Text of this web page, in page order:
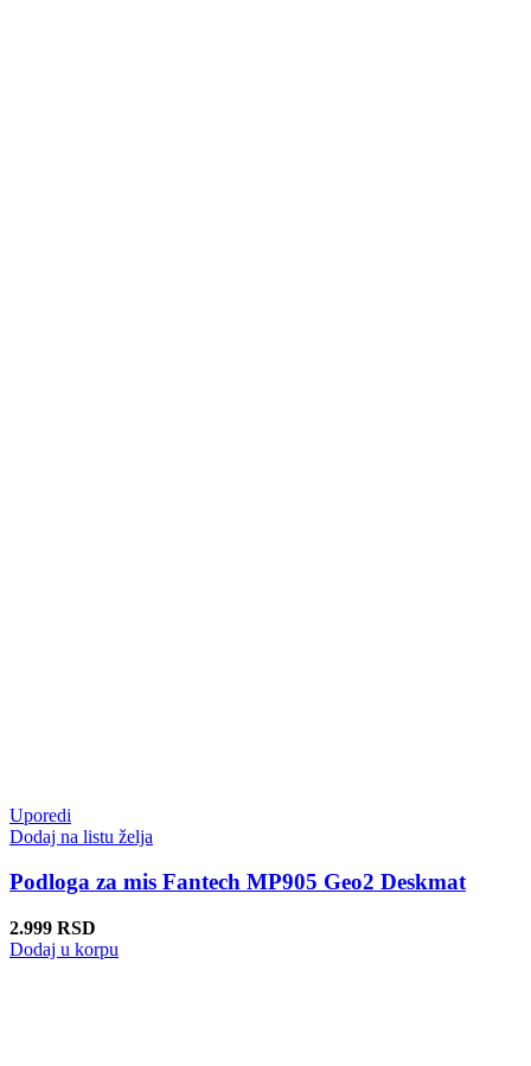
Uporedi
Dodaj na listu želja
Podloga za mis Fantech MP905 Geo2 Deskmat
2.999 RSD
Dodaj u korpu